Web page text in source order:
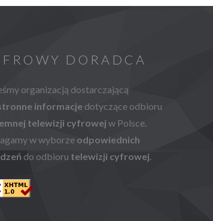
DORADCA
organizacją dostarczającą
informacjedotyczące odbioru
telewizji cyfrowej w Polsce.
w wyborze odpowiednich
do odbioru telewizji cyfrowej.